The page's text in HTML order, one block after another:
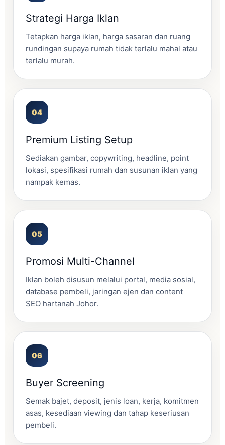
Strategi Harga Iklan
Tetapkan harga iklan, harga sasaran dan ruang
rundingan supaya rumah tidak terlalu mahal atau
terlalu murah.
Premium Listing Setup
Sediakan gambar, copywriting, headline, point
lokasi, spesifikasi rumah dan susunan iklan yang
nampak kemas.
Promosi Multi-Channel
Iklan boleh disusun melalui portal, media sosial,
database pembeli, jaringan ejen dan content
SEO hartanah Johor.
Buyer Screening
Semak bajet, deposit, jenis loan, kerja, komitmen
asas, kesediaan viewing dan tahap keseriusan
pembeli.